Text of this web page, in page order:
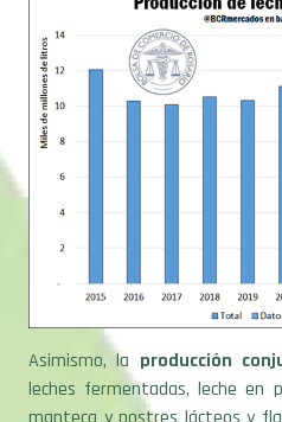
Asimismo, laproducción
leches fermentadas, leche en
manteca y postres lácteos y
toneladas entre enero y